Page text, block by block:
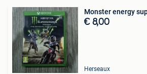
Monster energy
€ 8,00
Herseaux